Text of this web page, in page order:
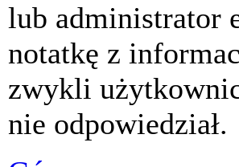
lub administrator
notatkę z
zwykli
nie odpowiedział.